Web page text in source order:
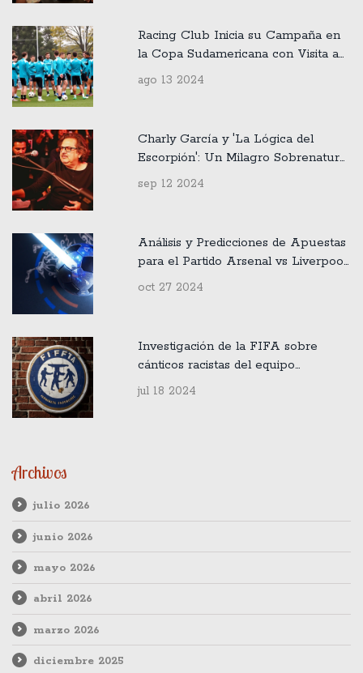
Racing Club Inicia su Campaña en
la Copa Sudamericana con Visita a
Huachipato
ago 13 2024
Charly García y 'La Lógica del
Escorpión': Un Milagro Sobrenatural
en la Música
sep 12 2024
Análisis y Predicciones de Apuestas
para el Partido Arsenal vs Liverpool
en la Premier League
oct 27 2024
Investigación de la FIFA sobre
cánticos racistas del equipo
argentino liderado por Enzo
Fernández
jul 18 2024
Archivos
julio 2026
junio 2026
mayo 2026
abril 2026
marzo 2026
diciembre 2025